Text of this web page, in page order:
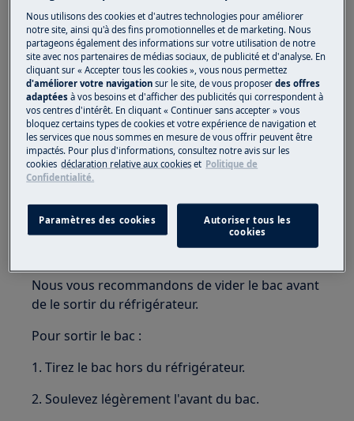
Veuillez noter que l'auto-réparation ou la réparation
non professionnelle peut avoir des conséquences sur
la sécurité si elle n'est pas effectuée correctement
Bac GreenZone
Il y a un bac dans la partie inférieure du
compartiment réfrigérateur.
Le plateau en verre du GreenZone est équipé
d’un dispositif qui régule son étanchéité et peut
être utilisé pour réguler l’humidité à l’intérieur
du bac.
Retrait du bac GreenZone
Nous vous recommandons de vider le bac avant
de le sortir du réfrigérateur.
Pour sortir le bac :
1. Tirez le bac hors du réfrigérateur.
2. Soulevez légèrement l'avant du bac.
Nous utilisons des cookies et d'autres technologies pour améliorer
notre site, ainsi qu'à des fins promotionnelles et de marketing. Nous
partageons également des informations sur votre utilisation de notre
site avec nos partenaires de médias sociaux, de publicité et d'analyse. En
cliquant sur « Accepter tous les cookies », vous nous permettez
d'améliorer votre navigation sur le site, de vous proposerdes offres
adaptées à vos besoins et d'afficher des publicités qui correspondent à
vos centres d'intérêt. En cliquant « Continuer sans accepter » vous
bloquez certains types de cookies et votre expérience de navigation et
les services que nous sommes en mesure de vous offrir peuvent être
impactés. Pour plus d'informations, consultez notre avis sur les
cookies déclaration relative aux cookies et Politique de
Confidentialité.
Paramètres des cookies
Autoriser tous les
cookies